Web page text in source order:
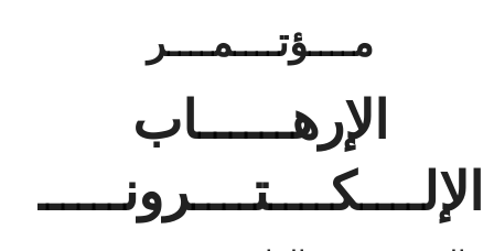
مــــؤتــــمــــر
الإرهــــــاب